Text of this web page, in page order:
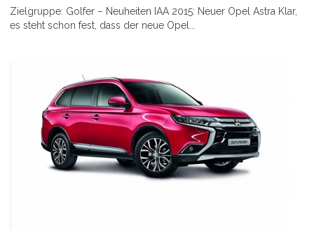
Zielgruppe: Golfer – Neuheiten IAA 2015: Neuer Opel Astra Klar,
es steht schon fest, dass der neue Opel...